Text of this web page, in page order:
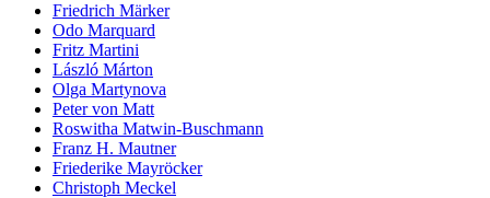
Friedrich Märker
Odo Marquard
Fritz Martini
László Márton
Olga Martynova
Peter von Matt
Roswitha Matwin-Buschmann
Franz H. Mautner
Friederike Mayröcker
Christoph Meckel